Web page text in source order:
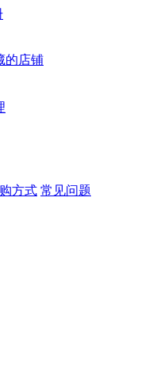
的店铺
方式 常见问题